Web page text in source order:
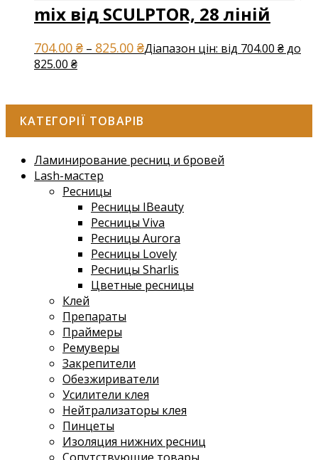
mix від SCULPTOR, 28 ліній
704.00 ₴ – 825.00 ₴Діапазон цін: від 704.00 ₴ до
825.00 ₴
КАТЕГОРІЇ ТОВАРІВ
Ламинирование ресниц и бровей
Lash-мастер
Ресницы
Ресницы IBeauty
Ресницы Viva
Ресницы Aurora
Ресницы Lovely
Ресницы Sharlis
Цветные ресницы
Клей
Препараты
Праймеры
Ремуверы
Закрепители
Обезжириватели
Усилители клея
Нейтрализаторы клея
Пинцеты
Изоляция нижних ресниц